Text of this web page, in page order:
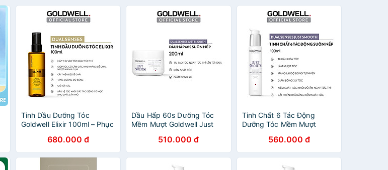
Tinh Dầu Dưỡng Tóc
Goldwell Elixir 100ml – Phục
Bóng Mượt680.000 đ
Dầu Hấp 60s Dưỡng Tóc
Mềm Mượt Goldwell Just
Rối, Bóng Khỏe Tức Thì
510.000 đ
Tinh Chất 6 Tác Động
Dưỡng Tóc Mềm Mượt
Xơ Rối, Dưỡng Tóc Chắc
Khỏe
560.000 đ